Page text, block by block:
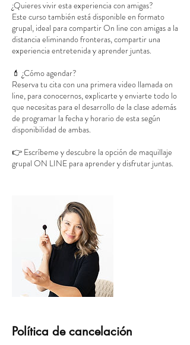
¿Quieres vivir esta experiencia con amigas?
Este curso también está disponible en formato
grupal, ideal para compartir On line con amigas a la
distancia eliminando fronteras, compartir una
experiencia entretenida y aprender juntas.
💄 ¿Cómo agendar?
Reserva tu cita con una primera video llamada on
line, para conocernos, explicarte y enviarte todo lo
que necesitas para el desarrollo de la clase además
de programar la fecha y horario de esta según
disponibilidad de ambas.
👉 Escríbeme y descubre la opción de maquillaje
grupal ON LINE para aprender y disfrutar juntas.
Política de cancelación